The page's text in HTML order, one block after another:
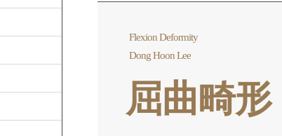
Flexion Deformity
Dong Hoon Lee
屈曲畸形